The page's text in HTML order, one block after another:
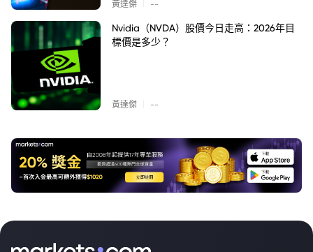
黃達傑 --
Nvidia（NVDA）股價今日走高：2026年目
標價是多少？
黃達傑 --